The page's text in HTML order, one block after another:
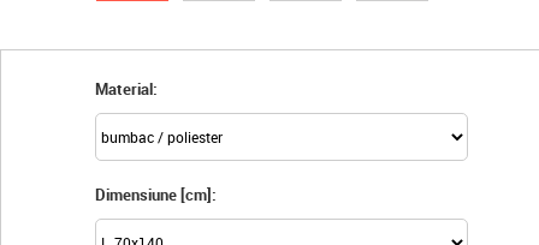
Material:
Dimensiune [cm]: